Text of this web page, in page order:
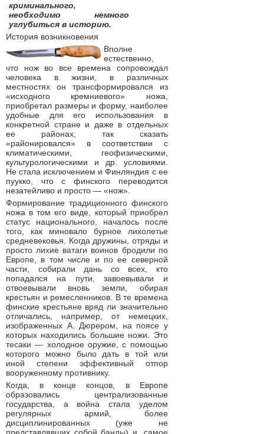
криминального,
необходимо немного
углубиться в историю.
История возникновения
Вполне
естественно,
что нож во все времена сопровождал
человека в жизни, в различных
местностях он трансформировался из
«исходного кремниевого» ножа,
приобретал размеры и форму, наиболее
удобные для его использования в
конкретной стране и даже в отдельных
ее районах, так сказать
«районировался» в соответствии с
климатическими, геофизическими,
культурологическими и др. условиями.
Не стала исключением и Финляндия с ее
пуукко, что с финского переводится
незатейливо и просто — «нож».
Формирование традиционного финского
ножа в том его виде, который приобрел
статус национального, началось после
того, как миновало бурное лихолетье
средневековья. Когда дружины, отряды и
просто лихие ватаги воинов бродили по
Европе, в том числе и по ее северной
части, собирали дань со всех, кто
попадался на пути, завоевывали и
отвоевывали вновь земли, обирая
крестьян и ремесленников. В те времена
финские крестьяне вряд ли значительно
отличались, например, от немецких,
изображенных А. Дюрером, на поясе у
которых находились большие ножи. Это
тесаки — холодное оружие, с помощью
которого можно было дать в той или
иной степени эффективный отпор
вооруженному противнику.
Когда, в конце концов, в Европе
образовались централизованные
государства, а война стала уделом
регулярных армий, более
дисциплинированных (уже не